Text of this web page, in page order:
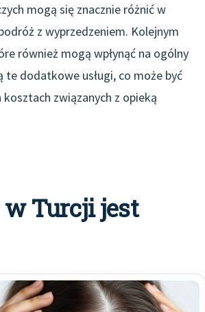
mogą się znacznie różnić w
z wyprzedzeniem. Kolejnym
również mogą wpłynąć na ogólny
dodatkowe usługi, co może być
związanych z opieką
w Turcji jest